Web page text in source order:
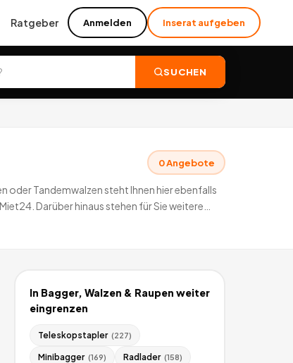
Ratgeber Anmelden Inserat aufgeben
SUCHEN
0Angebote
oder Tandemwalzen steht Ihnen hier ebenfalls
Darüber hinaus stehen für Sie weitere
In Bagger, Walzen & Raupen weiter
eingrenzen
Teleskopstapler (227)
Minibagger (169) Radlader (158)